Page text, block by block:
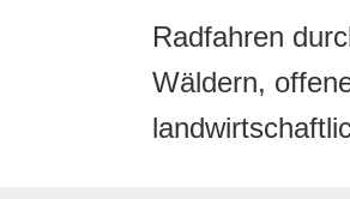
Radfahren
Wäldern,